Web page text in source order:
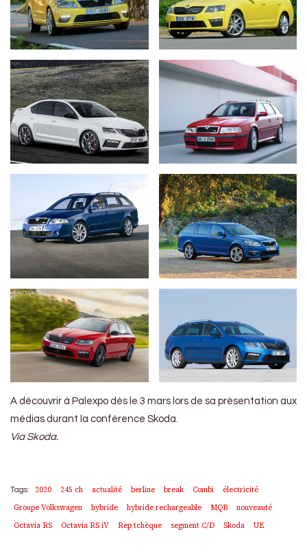
A découvrir à Palexpo dès le 3 mars lors de sa présentation aux
médias durant la conférence Skoda.
Via Skoda.
Tags: 2020 245 ch actualité berline break Combi
électricité
Groupe Volkswagen
hybride hybride rechargeable MQB
nouveauté
Octavia RS
Octavia RS iV Rep tchèque segment C/D Skoda UE